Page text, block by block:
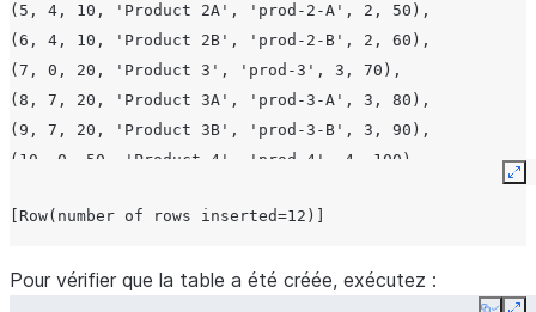
(5, 4, 10, 'Product 2A', 'prod-2-A', 2, 50),
(6, 4, 10, 'Product 2B', 'prod-2-B', 2, 60),
(7, 0, 20, 'Product 3', 'prod-3', 3, 70),
(8, 7, 20, 'Product 3A', 'prod-3-A', 3, 80),
(9, 7, 20, 'Product 3B', 'prod-3-B', 3, 90),
(10, 0, 50, 'Product 4', 'prod-4', 4, 100),
(12, 10, 50, 'Product 4B', 'prod-4-B', 4, 100)
[Row(number of rows inserted=12)]
Pour vérifier que la table a été créée, exécutez :